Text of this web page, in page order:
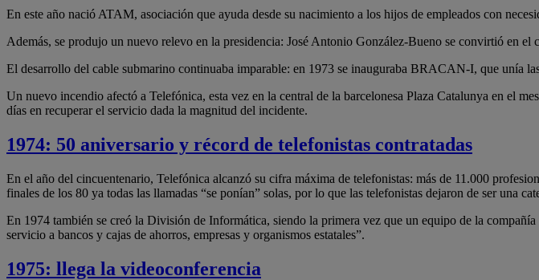
En este año nació ATAM, asociación que ayuda desde su nacimiento a los hijos de empleados con
Además, se produjo un nuevo relevo en la presidencia: José Antonio González-Bueno se convirtió en el
El desarrollo del cable submarino continuaba imparable: en 1973 se inauguraba BRACAN-I, que unía
Un nuevo incendio afectó a Telefónica, esta vez en la central de la barcelonesa Plaza Catalunya en el
días en recuperar el servicio dada la magnitud del incidente.
1974: 50 aniversario y récord de telefonistas contratadas
En el año del cincuentenario, Telefónica alcanzó su cifra máxima de telefonistas: más de 11.000
finales de los 80 ya todas las llamadas “se ponían” solas, por lo que las telefonistas dejaron de ser una
En 1974 también se creó la División de Informática, siendo la primera vez que un equipo de la
servicio a bancos y cajas de ahorros, empresas y organismos estatales”.
1975: llega la videoconferencia